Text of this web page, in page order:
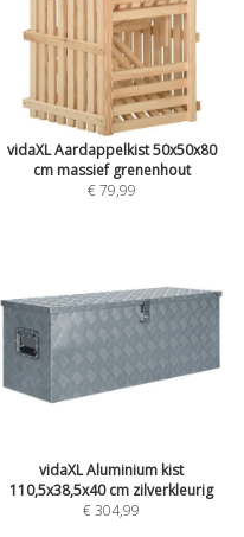
vidaXL Aardappelkist 50x50x80
cm massief grenenhout
€ 79,99
vidaXL Aluminium kist
110,5x38,5x40 cm zilverkleurig
€ 304,99